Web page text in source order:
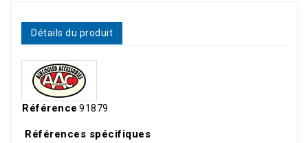
Détails du produit
Référence 91879
Références spécifiques